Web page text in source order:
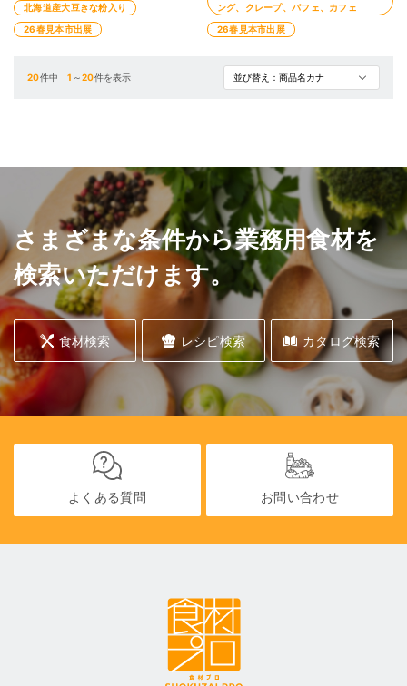
北海道産大豆きな粉入り
26春見本市出展
ング、クレープ、パフェ、カフェ
26春見本市出展
20件中1 ～20件を表示
さまざまな条件から業務用食材を
検索いただけます。
食材検索 レシピ検索 カタログ検索
よくある質問 お問い合わせ